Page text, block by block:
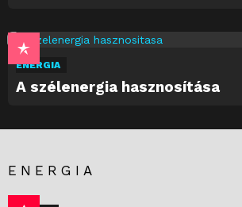
ENERGIA
A szélenergia hasznosítása
ENERGIA